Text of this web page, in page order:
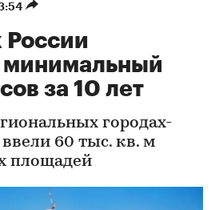
России
минимальный
за 10 лет
городах-
60 тыс. кв. м
площадей